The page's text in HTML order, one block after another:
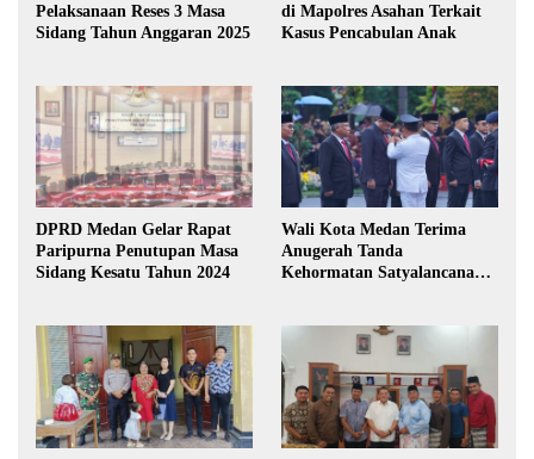
Pelaksanaan Reses 3 Masa
Sidang Tahun Anggaran 2025
di Mapolres Asahan Terkait
Kasus Pencabulan Anak
DPRD Medan Gelar Rapat
Paripurna Penutupan Masa
Sidang Kesatu Tahun 2024
Wali Kota Medan Terima
Anugerah Tanda
Kehormatan Satyalancana